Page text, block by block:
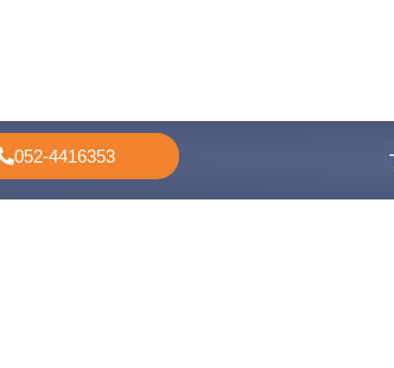
052-4416353